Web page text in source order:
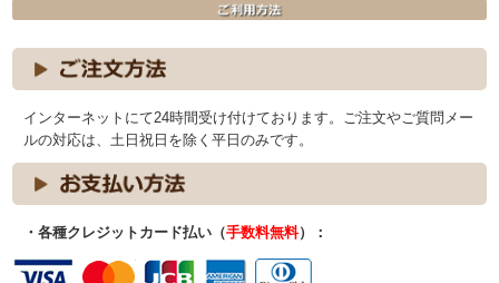
インターネットにて24時間受け付けております。ご注文やご質問メー
ルの対応は、土日祝日を除く平日のみです。
・各種クレジットカード払い（手数料無料）：